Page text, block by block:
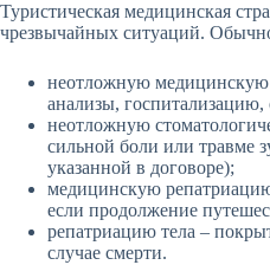
Туристическая медицинская
чрезвычайных ситуаций.
неотложную медицинскую
анализы, госпитализацию,
неотложную
сильной боли или травме
указанной в договоре);
медицинскую
если продолжение
репатриацию тела –
случае смерти.